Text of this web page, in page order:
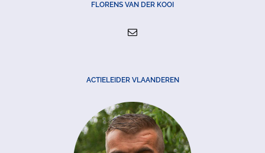
FLORENS VAN DER KOOI
ACTIELEIDER VLAANDEREN